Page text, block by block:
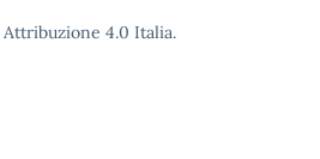
4.0 Italia.